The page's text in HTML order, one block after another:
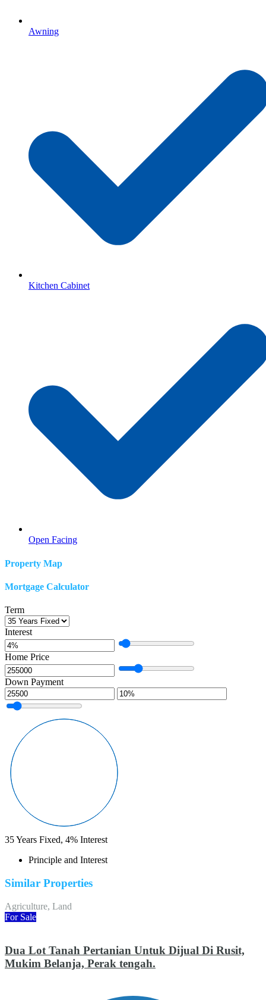
Awning
Kitchen Cabinet
Open Facing
Property Map
Mortgage Calculator
Term
Interest
Home Price
Down Payment
35Years Fixed, 4% Interest
Principle and Interest
Similar Properties
Agriculture, Land
For Sale
Dua Lot Tanah Pertanian Untuk Dijual Di Rusit,
Mukim Belanja, Perak tengah.